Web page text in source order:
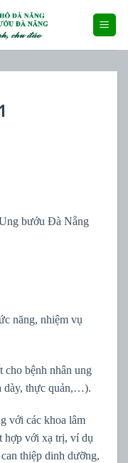
bướu Đà Nẵng
năng, nhiệm vụ
cho bệnh nhân ung
dày, thực quản,…).
với các khoa lâm
hợp với xạ trị, ví dụ
thiệp dinh dưỡng,